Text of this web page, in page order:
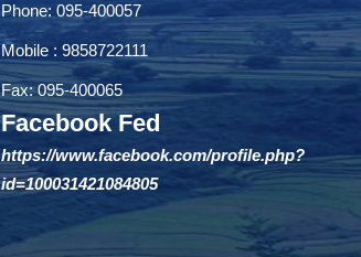
Phone: 095-400057
Mobile : 9858722111
Fax: 095-400065
Facebook Fed
https://www.facebook.com/profile.php?
id=100031421084805